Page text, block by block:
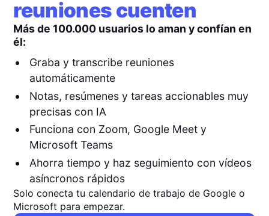
reuniones cuenten
Más de 100.000 usuarios lo aman y confían en
él:
Graba y transcribe reuniones
automáticamente
Notas, resúmenes y tareas accionables muy
precisas con IA
Funciona con Zoom, Google Meet y
Microsoft Teams
Ahorra tiempo y haz seguimiento con vídeos
asíncronos rápidos
Solo conecta tu calendario de trabajo de Google o
Microsoft para empezar.